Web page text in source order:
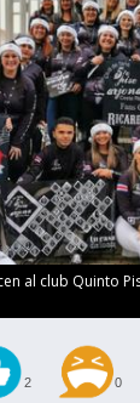
al club Quinto
2 0